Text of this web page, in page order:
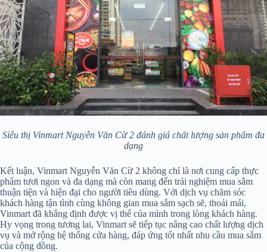
Siêu thị Vinmart Nguyễn Văn Cừ 2 đánh giá chất lượng sản phẩm đa
dạng
Kết luận, Vinmart Nguyễn Văn Cừ 2 không chỉ là nơi cung cấp thực
phẩm tươi ngon và đa dạng mà còn mang đến trải nghiệm mua sắm
thuận tiện và hiện đại cho người tiêu dùng. Với dịch vụ chăm sóc
khách hàng tận tình cùng không gian mua sắm sạch sẽ, thoải mái,
Vinmart đã khẳng định được vị thế của mình trong lòng khách hàng.
Hy vọng trong tương lai, Vinmart sẽ tiếp tục nâng cao chất lượng dịch
vụ và mở rộng hệ thống cửa hàng, đáp ứng tốt nhất nhu cầu mua sắm
của cộng đồng.